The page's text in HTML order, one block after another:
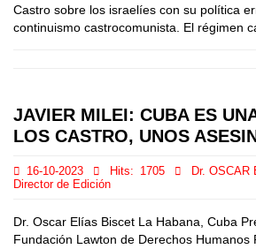
Castro sobre los israelíes con su política
continuismo castrocomunista. El régimen
JAVIER MILEI: CUBA ES
LOS CASTRO, UNOS
16-10-2023 Hits: 1705
Dr. OSCAR
Director de Edición
Dr. Oscar Elías Biscet La Habana, Cuba
Fundación Lawton de Derechos Humanos